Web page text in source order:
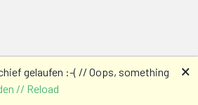
gelaufen :-( // Oops, something
// Reload
🗙